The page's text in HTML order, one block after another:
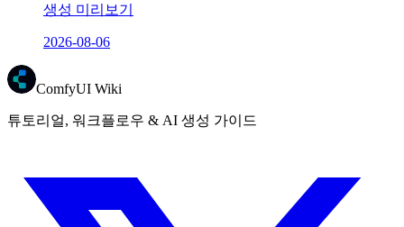
생성 미리보기
2026-08-06
ComfyUI Wiki
튜토리얼, 워크플로우 & AI 생성 가이드